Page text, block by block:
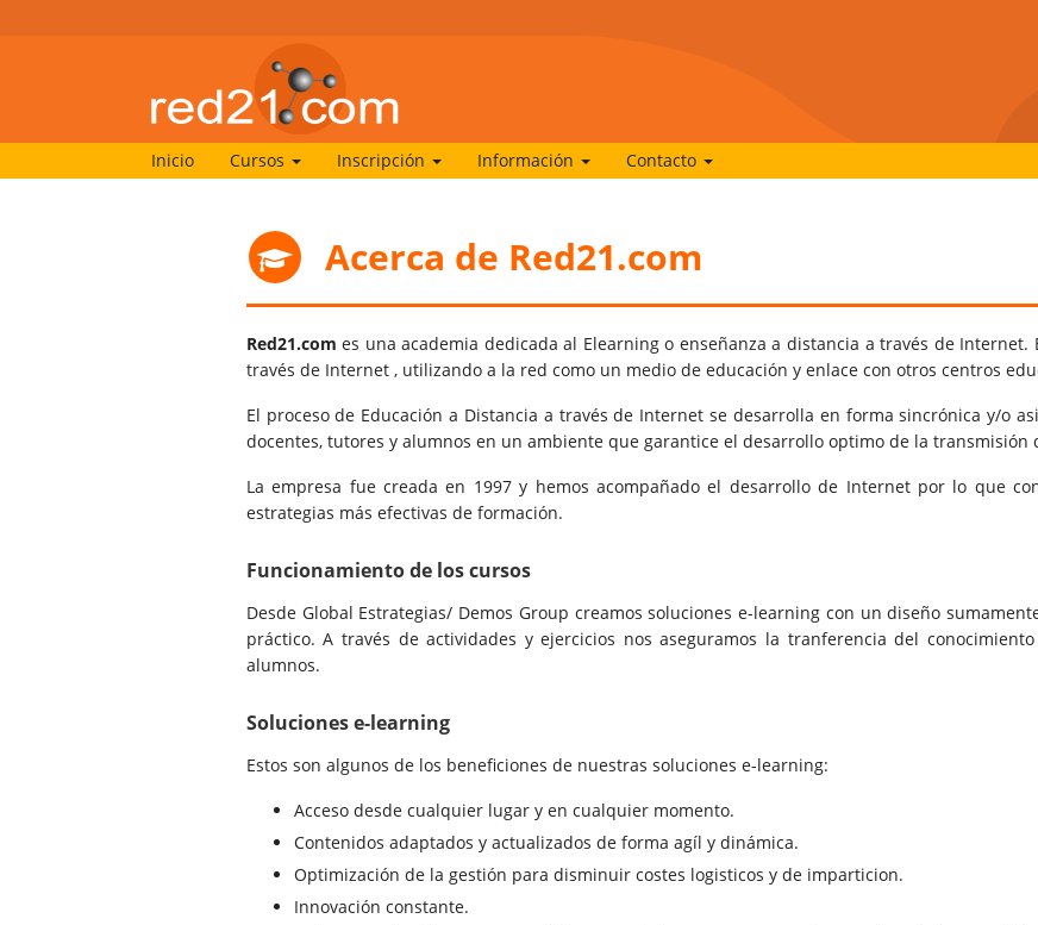
Inicio Cursos Inscripción Información Contacto
Acerca de Red21.com
Red21.comes una academia dedicada al Elearning o enseñanza a distancia a través de Internet.
través de Internet , utilizando a la red como un medio de educación y enlace con otros centros
El proceso de Educación a Distancia a través de Internet se desarrolla en forma sincrónica y/o
docentes, tutores y alumnos en un ambiente que garantice el desarrollo optimo de la transmisión
La empresa fue creada en 1997 y hemos acompañado el desarrollo de Internet por lo que
estrategias más efectivas de formación.
Funcionamiento de los cursos
Desde Global Estrategias/ Demos Group creamos soluciones e-learning con un diseño
práctico. A través de actividades y ejercicios nos aseguramos la tranferencia del
alumnos.
Soluciones e-learning
Estos son algunos de los beneficiones de nuestras soluciones e-learning:
Acceso desde cualquier lugar y en cualquier momento.
Contenidos adaptados y actualizados de forma agíl y dinámica.
Optimización de la gestión para disminuir costes logisticos y de imparticion.
Innovación constante.